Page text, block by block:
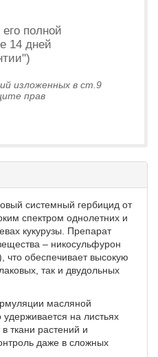
полной
14 дней
изложенных в ст.9
прав
системный гербицид от
спектром однолетних и
кукурузы. Препарат
– никосульфурон
что обеспечивает высокую
так и двудольных
масляной
на листьях
ткани растений и
даже в сложных